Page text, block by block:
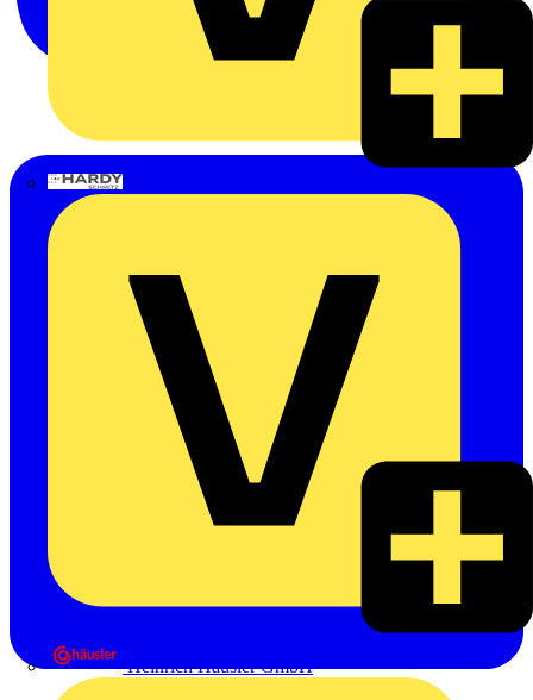
Heinrich Häusler GmbH